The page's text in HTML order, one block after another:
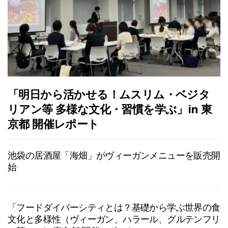
「明日から活かせる！ムスリム・ベジタ
リアン等 多様な文化・習慣を学ぶ」in 東
京都 開催レポート
池袋の居酒屋「海畑」がヴィーガンメニューを販売開
始
「フードダイバーシティとは？基礎から学ぶ世界の食
文化と多様性（ヴィーガン、ハラール、グルテンフリ